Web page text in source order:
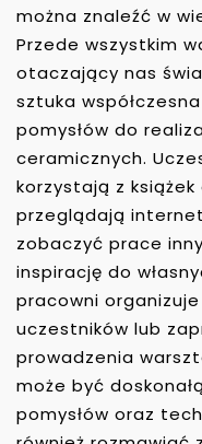
można znaleźć w
Przede wszystkim
otaczający nas
sztuka
pomysłów do
ceramicznych.
korzystają z
przeglądają
zobaczyć prace
inspirację do
pracowni
uczestników lub
prowadzenia
może być
pomysłów oraz